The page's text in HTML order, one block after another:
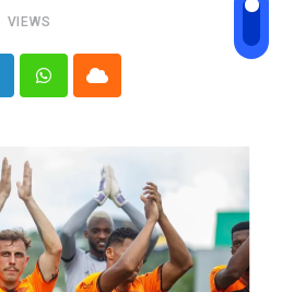
VIEWS
WhatsappCloud